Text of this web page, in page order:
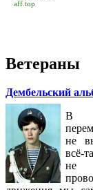
aff.top
Ветераны
Дембельский
В
не
всё-
не